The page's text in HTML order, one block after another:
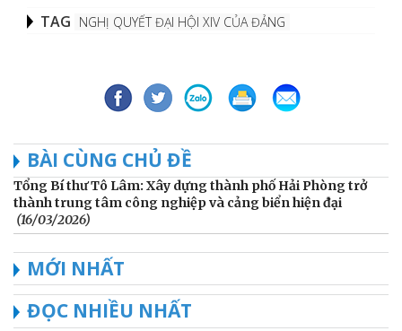
TAG NGHỊ QUYẾT ĐẠI HỘI XIV CỦA ĐẢNG
BÀI CÙNG CHỦ ĐỀ
Tổng Bí thư Tô Lâm: Xây dựng thành phố Hải Phòng trở
thành trung tâm công nghiệp và cảng biển hiện đại
(16/03/2026)
MỚI NHẤT
ĐỌC NHIỀU NHẤT